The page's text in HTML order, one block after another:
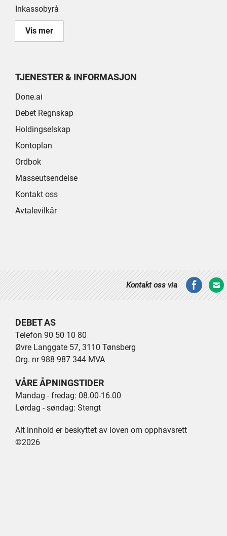
Inkassobyrå
Vis mer
TJENESTER & INFORMASJON
Done.ai
Debet Regnskap
Holdingselskap
Kontoplan
Ordbok
Masseutsendelse
Kontakt oss
Avtalevilkår
Kontakt oss via
DEBET AS
Telefon 90 50 10 80
Øvre Langgate 57, 3110 Tønsberg
Org. nr 988 987 344 MVA
VÅRE ÅPNINGSTIDER
Mandag - fredag: 08.00-16.00
Lørdag - søndag: Stengt
Alt innhold er beskyttet av loven om opphavsrett
©2026